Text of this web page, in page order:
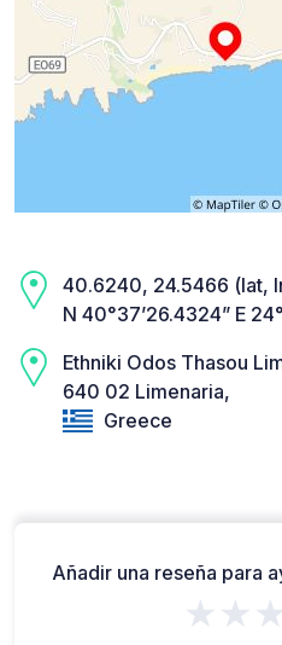
40.6240, 24.5466 (lat,
N 40°37’26.4324” E
Ethniki Odos Thasou
640 02 Limenaria,
Greece
Añadir una reseña para